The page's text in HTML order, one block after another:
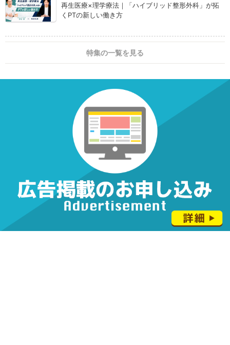
再生医療×理学療法｜「ハイブリッド整形外科」が拓
くPTの新しい働き方
特集の一覧を見る